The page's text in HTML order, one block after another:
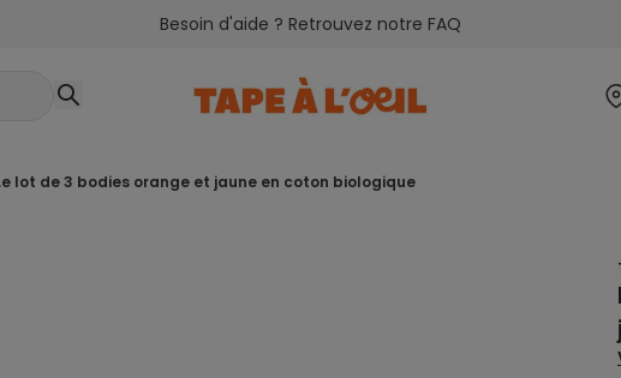
Besoin d'aide ? Retrouvez notre FAQ
le lot de 3 bodies orange et jaune en coton biologique